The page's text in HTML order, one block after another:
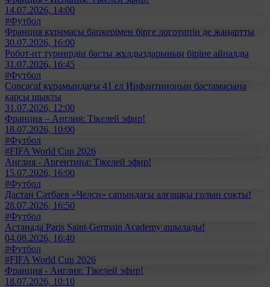
14.07.2026, 14:00
#Футбол
Франция құрамасы бапкерімен бірге логотипін де жаңартты
30.07.2026, 16:00
Робот-ит турнирдің басты жұлдыздарының біріне айналды
31.07.2026, 16:45
#Футбол
Concacaf құрамындағы 41 ел Инфантиноның бастамасына
қарсы шықты
31.07.2026, 12:00
Франция – Англия: Тікелей эфир!
18.07.2026, 10:00
#Футбол
#FIFA World Cup 2026
Англия - Аргентина: Тікелей эфир!
15.07.2026, 16:00
#Футбол
Дастан Сәтбаев «Челси» сапындағы алғашқы голын соқты!
28.07.2026, 16:50
#Футбол
Астанада Paris Saint-Germain Academy ашылады!
04.08.2026, 16:40
#Футбол
#FIFA World Cup 2026
Франция - Англия: Тікелей эфир!
18.07.2026, 10:10